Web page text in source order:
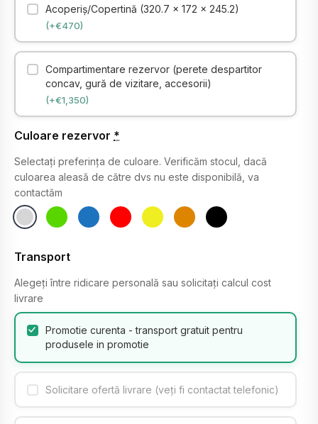
Acoperiş/Copertină (320.7 x 172 x 245.2)
(+€470)
Compartimentare rezervor (perete despartitor
concav, gură de vizitare, accesorii)
(+€1,350)
Culoare rezervor *
Selectați preferința de culoare. Verificăm stocul, dacă
culoarea aleasă de către dvs nu este disponibilă, va
contactăm
Transport
Alegeți între ridicare personală sau solicitați calcul cost
livrare
Promotie curenta - transport gratuit pentru
produsele in promotie
Solicitare ofertă livrare (veți fi contactat telefonic)